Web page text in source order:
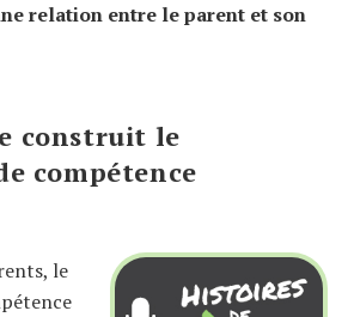
relation entre le parent et son
construit le
compétence
le